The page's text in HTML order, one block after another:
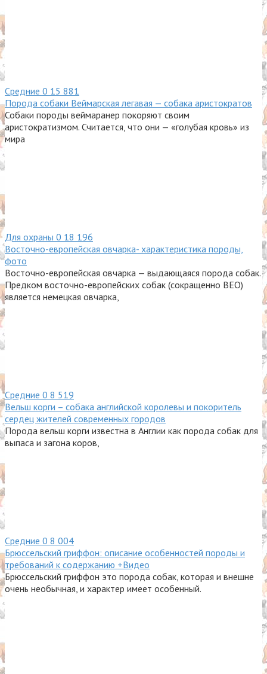
Средние 0 15 881
Порода собаки Веймарская легавая — собака аристократов
Собаки породы веймаранер покоряют своим
аристократизмом. Считается, что они — «голубая кровь» из
мира
Для охраны 0 18 196
Восточно-европейская овчарка- характеристика породы,
фото
Восточно-европейская овчарка — выдающаяся порода собак.
Предком восточно-европейских собак (сокращенно ВЕО)
является немецкая овчарка,
Средние 0 8 519
Вельш корги – собака английской королевы и покоритель
сердец жителей современных городов
Порода вельш корги известна в Англии как порода собак для
выпаса и загона коров,
Средние 0 8 004
Брюссельский гриффон: описание особенностей породы и
требований к содержанию +Видео
Брюссельский гриффон это порода собак, которая и внешне
очень необычная, и характер имеет особенный.